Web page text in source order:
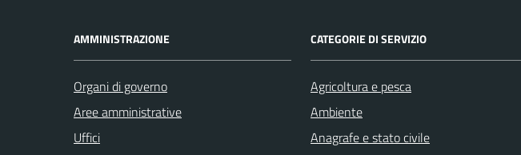
AMMINISTRAZIONE
Organi di governo
Aree amministrative
Uffici
CATEGORIE DI SERVIZIO
Agricoltura e pesca
Ambiente
Anagrafe e stato civile